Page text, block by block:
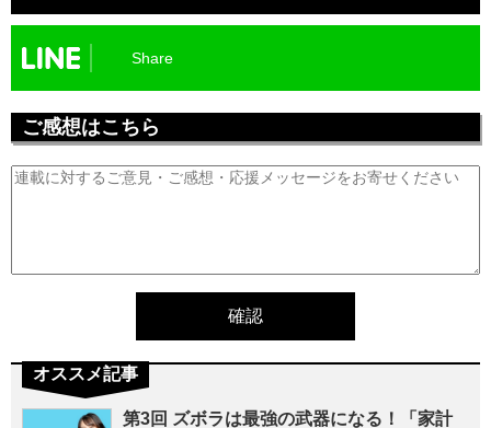
Share
ご感想はこちら
オススメ記事
第3回 ズボラは最強の武器になる！「家計